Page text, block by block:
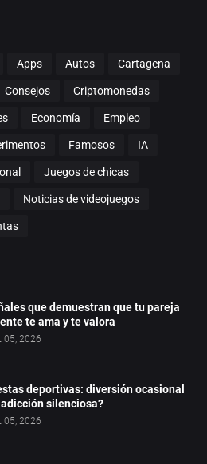
Apps Autos Cartagena
Consejos Criptomonedas
Economía Empleo
Famosos IA
Juegos de chicas
Noticias de videojuegos
que demuestran que tu pareja
te ama y te valora
05, 2026
deportivas: diversión ocasional
silenciosa?
05, 2026